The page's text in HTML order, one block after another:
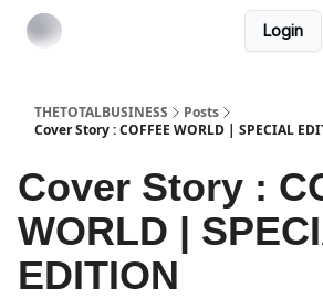
Login
THETOTALBUSINESS
Posts
Cover Story : COFFEE WORLD | SPECIAL
Cover Story :
WORLD |
EDITION